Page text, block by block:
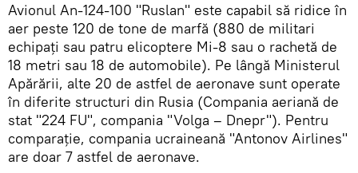
Avionul An-124-100 "Ruslan" este capabil să ridice în
aer peste 120 de tone de marfă (880 de militari
echipați sau patru elicoptere Mi-8 sau o rachetă de
18 metri sau 18 de automobile). Pe lângă Ministerul
Apărării, alte 20 de astfel de aeronave sunt operate
în diferite structuri din Rusia (Compania aeriană de
stat "224 FU", compania "Volga – Dnepr"). Pentru
comparație, compania ucraineană "Antonov Airlines"
are doar 7 astfel de aeronave.